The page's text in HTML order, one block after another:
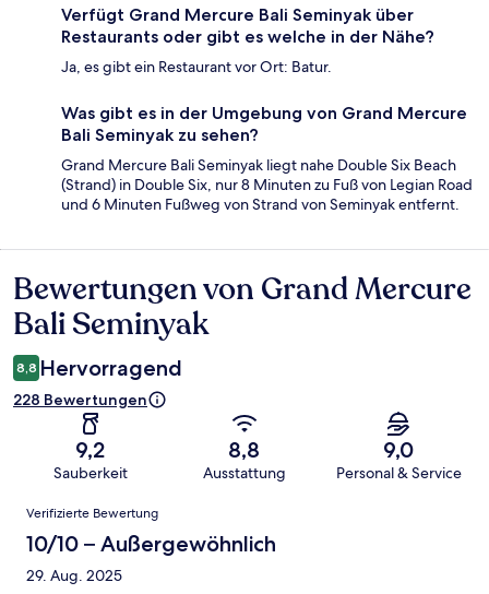
Verfügt Grand Mercure Bali Seminyak über
Restaurants oder gibt es welche in der Nähe?
Ja, es gibt ein Restaurant vor Ort: Batur.
Was gibt es in der Umgebung von Grand Mercure
Bali Seminyak zu sehen?
Grand Mercure Bali Seminyak liegt nahe Double Six Beach
(Strand) in Double Six, nur 8 Minuten zu Fuß von Legian Road
und 6 Minuten Fußweg von Strand von Seminyak entfernt.
Bewertungen
Bewertungen von Grand Mercure
Bali Seminyak
8,8 Hervorragend
228 Bewertungen
9,2
Sauberkeit
8,8
Ausstattung
9,0
Personal & Service
Bewertungen
Verifizierte Bewertung
10/10 – Außergewöhnlich
29. Aug. 2025